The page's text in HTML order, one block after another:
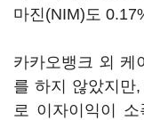
마진(NIM)도
카카오뱅크 외 케
를 하지 않았지만
로 이자이익이